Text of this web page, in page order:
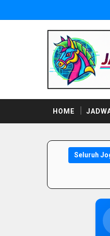
HOME
Seluruh